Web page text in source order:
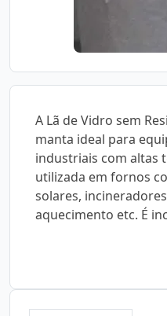
A Lã de Vidro sem
manta ideal para
industriais com altas
utilizada em fornos
solares,
aquecimento etc. É